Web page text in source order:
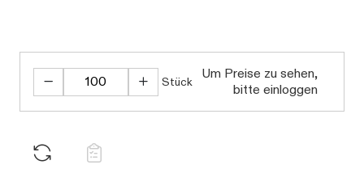
Stück
Um Preise zu sehen,
bitte einloggen